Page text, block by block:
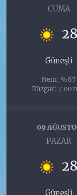
CUMA
28
Güneşli
Nem: %67
Rüzgar: 7.00
09
PAZAR
28
Güneşli